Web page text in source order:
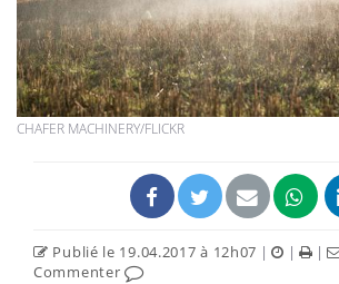
CHAFER MACHINERY/FLICKR
Publié le 19.04.2017 à 12h07 | | |
Commenter